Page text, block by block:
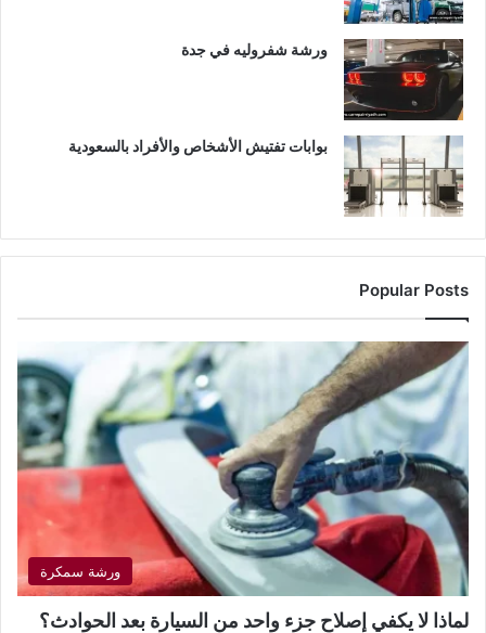
ورشة شفروليه في جدة
بوابات تفتيش الأشخاص والأفراد بالسعودية
Popular Posts
ورشة سمكرة
لماذا لا يكفي إصلاح جزء واحد من السيارة بعد الحوادث؟